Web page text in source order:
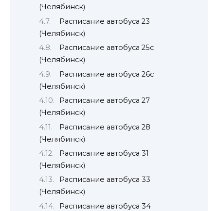
(Челябинск)
Расписание автобуса 23
(Челябинск)
Расписание автобуса 25с
(Челябинск)
Расписание автобуса 26с
(Челябинск)
Расписание автобуса 27
(Челябинск)
Расписание автобуса 28
(Челябинск)
Расписание автобуса 31
(Челябинск)
Расписание автобуса 33
(Челябинск)
Расписание автобуса 34